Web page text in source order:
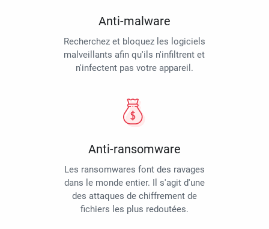
Anti-malware
Recherchez et bloquez les logiciels
malveillants afin qu'ils n'infiltrent et
n'infectent pas votre appareil.
Anti-ransomware
Les ransomwares font des ravages
dans le monde entier. Il s'agit d'une
des attaques de chiffrement de
fichiers les plus redoutées.